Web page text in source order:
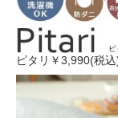
ピタリ ￥3,990(税込